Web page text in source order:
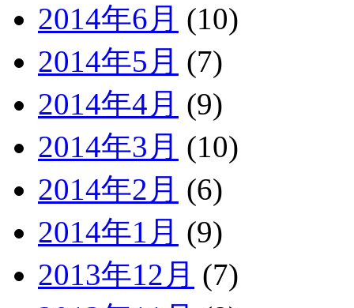
2014年6月 (10)
2014年5月 (7)
2014年4月 (9)
2014年3月 (10)
2014年2月 (6)
2014年1月 (9)
2013年12月 (7)